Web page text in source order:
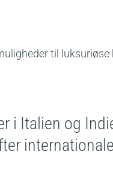
til luksuriøse
i Italien og